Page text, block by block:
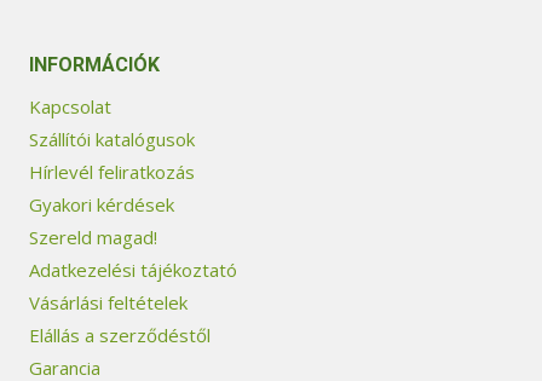
INFORMÁCIÓK
Kapcsolat
Szállítói katalógusok
Hírlevél feliratkozás
Gyakori kérdések
Szereld magad!
Adatkezelési tájékoztató
Vásárlási feltételek
Elállás a szerződéstől
Garancia